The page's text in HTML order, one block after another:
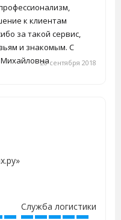
20 сентября 2018
к клиентам
за такой сервис,
и знакомым. С
Служба логистики